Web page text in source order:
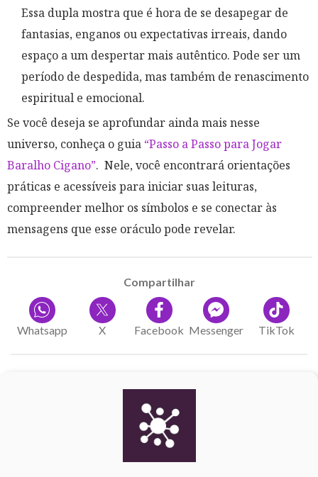
Essa dupla mostra que é hora de se desapegar de
fantasias, enganos ou expectativas irreais, dando
espaço a um despertar mais autêntico. Pode ser um
período de despedida, mas também de renascimento
espiritual e emocional.
Se você deseja se aprofundar ainda mais nesse
universo, conheça o guia “Passo a Passo para Jogar
Baralho Cigano”. Nele, você encontrará orientações
práticas e acessíveis para iniciar suas leituras,
compreender melhor os símbolos e se conectar às
mensagens que esse oráculo pode revelar.
Compartilhar
Whatsapp X Facebook Messenger TikTok